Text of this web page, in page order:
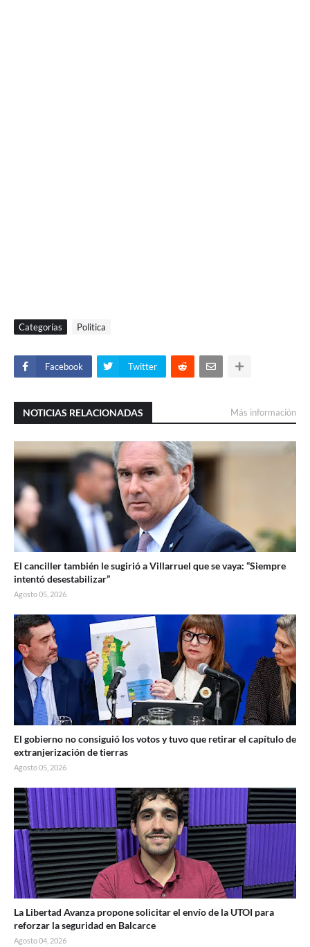
Categorías Politica
Facebook Twitter
NOTICIAS RELACIONADAS Más información
El canciller también le sugirió a Villarruel que se vaya: “Siempre
intentó desestabilizar”
Agosto 05, 2026
El gobierno no consiguió los votos y tuvo que retirar el capítulo de
extranjerización de tierras
Agosto 05, 2026
La Libertad Avanza propone solicitar el envío de la UTOI para
reforzar la seguridad en Balcarce
Agosto 04, 2026